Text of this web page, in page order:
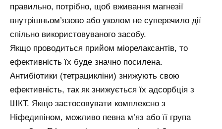
правильно, потрібно, щоб вживання магнезії
внутрішньом’язово або уколом не суперечило дії
спільно використовуваного засобу.
Якщо проводиться прийом міорелаксантів, то
ефективність їх буде значно посилена.
Антибіотики (тетрацикліни) знижують свою
ефективність, так як знижується їх адсорбція з
ШКТ. Якщо застосовувати комплексно з
Ніфедипіном, можливо певна м’яз або її група